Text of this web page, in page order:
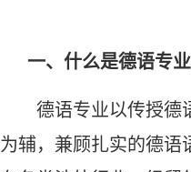
一、什么是德语专业
德语专业以传授德
为辅，兼顾扎实的德语